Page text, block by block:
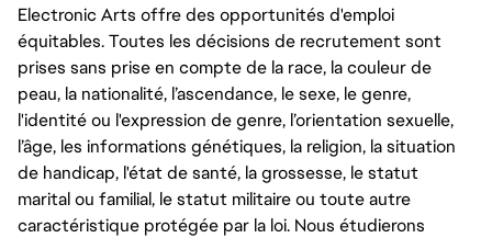
Electronic Arts offre des opportunités d'emploi
équitables. Toutes les décisions de recrutement sont
prises sans prise en compte de la race, la couleur de
peau, la nationalité, l’ascendance, le sexe, le genre,
l'identité ou l'expression de genre, l’orientation sexuelle,
l’âge, les informations génétiques, la religion, la situation
de handicap, l'état de santé, la grossesse, le statut
marital ou familial, le statut militaire ou toute autre
caractéristique protégée par la loi. Nous étudierons